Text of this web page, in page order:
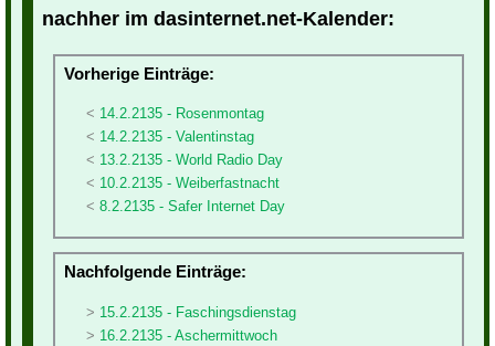
nachher im dasinternet.net-Kalender:
Vorherige Einträge:
14.2.2135 - Rosenmontag
14.2.2135 - Valentinstag
13.2.2135 - World Radio Day
10.2.2135 - Weiberfastnacht
8.2.2135 - Safer Internet Day
Nachfolgende Einträge:
15.2.2135 - Faschingsdienstag
16.2.2135 - Aschermittwoch